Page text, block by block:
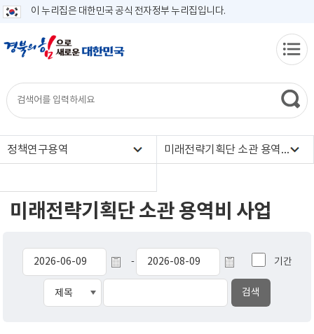
이 누리집은 대한민국 공식 전자정부 누리집입니다.
정책연구용역 미래전략기획단 소관 용역비 사업
미래전략기획단 소관 용역비 사업
- 기간